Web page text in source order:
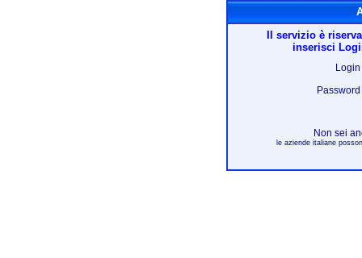
Il servizio è
inserisci
Login
Password
Non sei
le aziende italiane